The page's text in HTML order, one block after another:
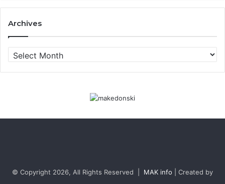
Настанот беше поддржан од Покраинската влада,
Archives
Archives
© Copyright 2026, All Rights Reserved | MAK info | Created by